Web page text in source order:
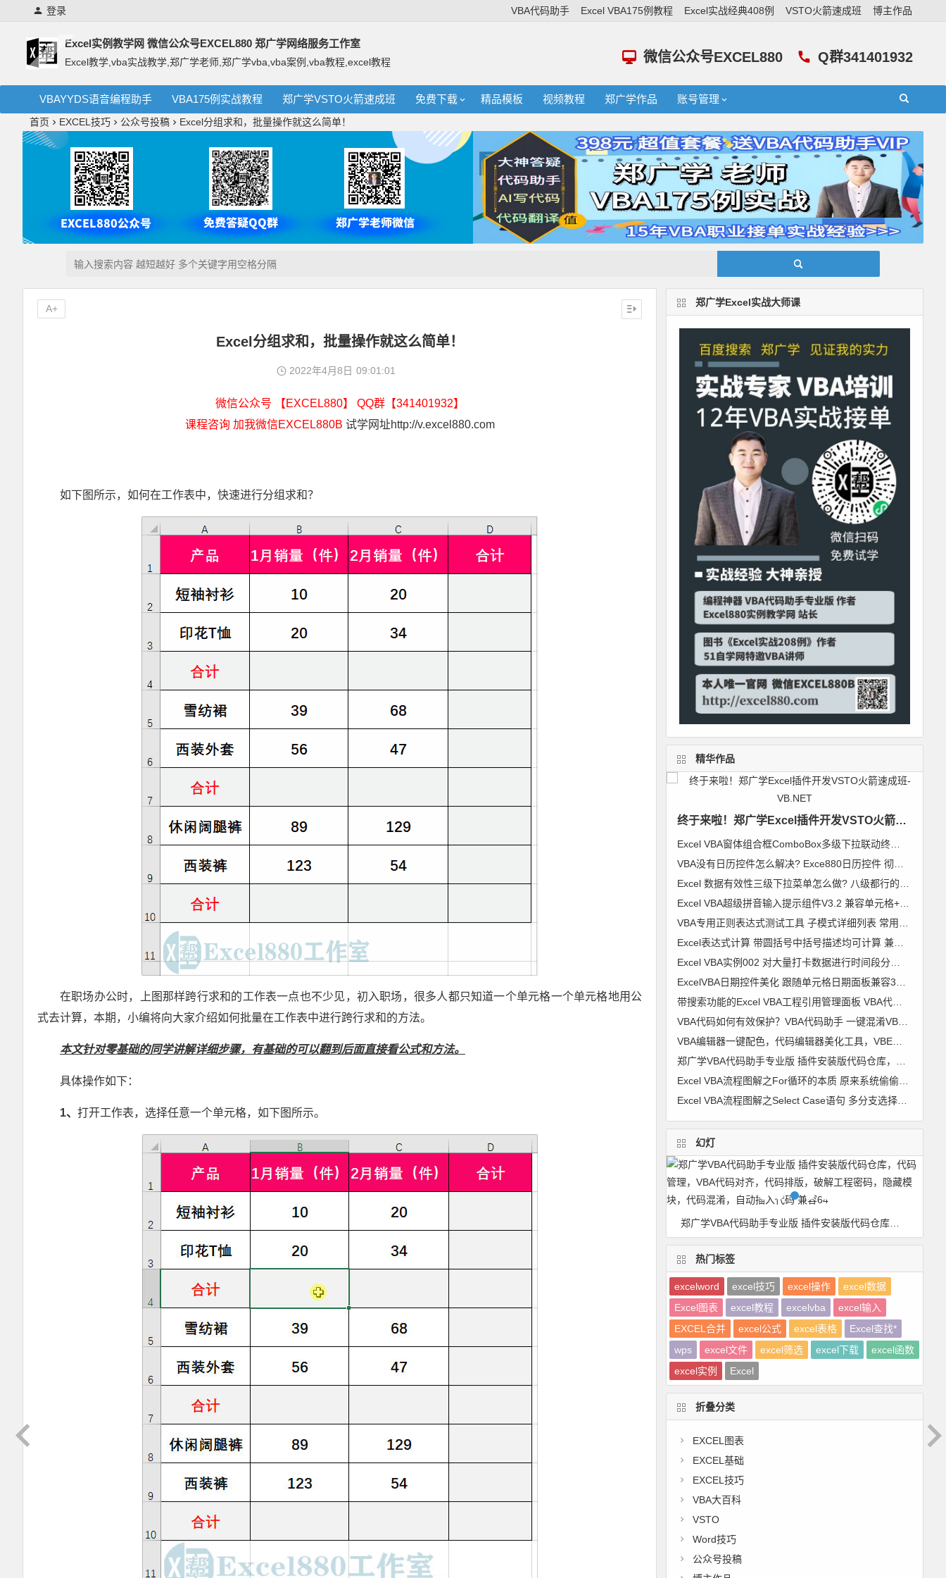
登录 VBA代码助手 Excel VBA175例教程 Excel实战经典408例 VSTO火箭速成班 博主作品
Excel实例教学网 微信公众号EXCEL880 郑广学网络服务工作室
Excel教学,vba实战教学,郑广学老师,郑广学vba,vba案例,vba教程,excel教程 Q群341401932
微信公众号EXCEL880
VBAYYDS语音编程助手 VBA175例实战教程 郑广学VSTO火箭速成班 免费下载 精品模板 视频教程 郑广学作品 账号管理
首页 EXCEL技巧 公众号投稿 Excel分组求和，批量操作就这么简单！
Excel分组求和，批量操作就这么简单！
2022年4月8日 09:01:01
微信公众号 【EXCEL880】 QQ群【341401932】
课程咨询 加我微信EXCEL880B 试学网址http://v.excel880.com
如下图所示，如何在工作表中，快速进行分组求和？
在职场办公时，上图那样跨行求和的工作表一点也不少见，初入职场，很多人都只知道一个单元格一个单元格地用公
式去计算，本期，小编将向大家介绍如何批量在工作表中进行跨行求和的方法。
本文针对零基础的同学讲解详细步骤，有基础的可以翻到后面直接看公式和方法。
具体操作如下：
1、 打开工作表，选择任意一个单元格，如下图所示。
A+
郑广学Excel实战大师课
精华作品
终于来啦！郑广学Excel插件开发VSTO火箭速成班-VB.NET
Excel VBA窗体组合框ComboBox多级下拉联动终极解决方案 无限级别逐级加载 类模块通用组件
VBA没有日历控件怎么解决? Exce880日历控件 彻底解决日历控件兼容问题 郑广学作品
Excel 数据有效性三级下拉菜单怎么做? 八级都行的无限级别下拉菜单级联列表 VBA通用组件使用说明
Excel VBA超级拼音输入提示组件V3.2 兼容单元格+控件+窗体 郑广学 VBA 拼音输入提示
VBA专用正则表达式测试工具 子模式详细列表 常用表达式及标准正则代码模块 郑广学 作品 图文
Excel表达式计算 带圆括号中括号描述均可计算 兼容64位Excel 支持超过255字符【VIP视频教程】VBA精彩实例006
Excel VBA实例002 对大量打卡数据进行时间段分组 考勤时间段划分【VIP视频教程】
ExcelVBA日期控件美化 跟随单元格日期面板兼容32位+64位及WPS 窗体 日历控件 窗体跟随单元格代码 图文
带搜索功能的Excel VBA工程引用管理面板 VBA代码助手专业版最新功能
VBA代码如何有效保护？VBA代码助手 一键混淆VBA代码 变成你自己也不认识的样子
VBA编辑器一键配色，代码编辑器美化工具，VBE颜色修改器 VBA颜色修改器 软件使用详解
郑广学VBA代码助手专业版 插件安装版代码仓库，代码管理，VBA代码对齐，代码排版，破解工程密码，隐藏模块，代码混淆，自动插入代码 兼容64
Excel VBA流程图解之For循环的本质 原来系统偷偷干了很多事
Excel VBA流程图解之Select Case语句 多分支选择的最佳选择
幻灯
郑广学VBA代码助手专业版 插件安装版代码仓库，代码管理，VBA代码对齐，代码排版，破解工程密码，隐藏模块，代码混淆，自动插入代码 兼容64
热门标签
excelword excel技巧 excel操作
excel数据
Excel图表
excel教程 excelvba
excel输入
EXCEL合并
excel公式 excel表格
Excel查找*
wps
excel文件 excel筛选 excel下载
excel函数
excel实例
Excel
折叠分类
EXCEL图表
EXCEL基础
EXCEL技巧
VBA大百科
VSTO
Word技巧
公众号投稿